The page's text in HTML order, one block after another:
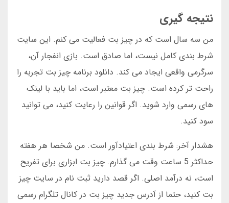
نتیجه گیری
من سه سال است که در چیز بت فعالیت می کنم. این سایت
شرط بندی کامل نیست، اما صادق است. بازی انفجار آن،
سرگرمی واقعی ایجاد می کند. دانلود برنامه چیز بت تجربه را
راحت تر کرده است. چیز بت معتبر است، اما باید با لینک
های رسمی وارد شوید. اگر قوانین را رعایت کنید، می توانید
سود کنید.
هشدار آخر: شرط بندی اعتیادآور است. من شخصا هر هفته
حداکثر 5 ساعت وقت می گذارم. چیز بت ابزاری برای تفریح
است، نه درآمد اصلی. اگر قصد دارید ثبت نام در سایت چیز
بت کنید، حتما از آدرس جدید چیز بت در کانال تلگرام رسمی